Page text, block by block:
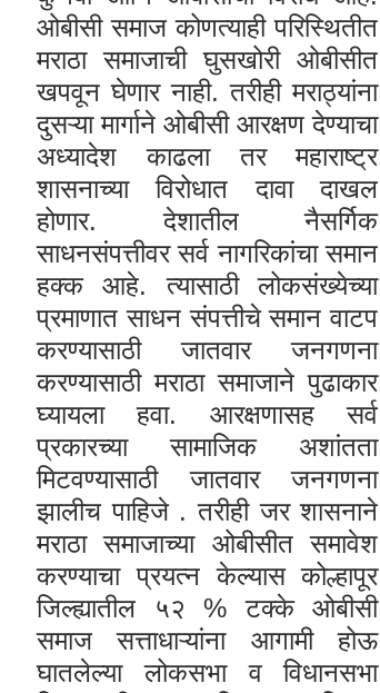
ओबीसी समाज कोणत्याही परिस्थितीत
मराठा समाजाची घुसखोरी ओबीसीत
खपवून घेणार नाही. तरीही मराठ्यांना
दुसऱ्या मार्गाने ओबीसी आरक्षण देण्याचा
अध्यादेश काढला तर महाराष्ट्र
शासनाच्या विरोधात दावा दाखल
होणार. देशातील नैसर्गिक
साधनसंपत्तीवर सर्व नागरिकांचा समान
हक्क आहे. त्यासाठी लोकसंख्येच्या
प्रमाणात साधन संपत्तीचे समान वाटप
करण्यासाठी जातवार जनगणना
करण्यासाठी मराठा समाजाने पुढाकार
घ्यायला हवा. आरक्षणासह सर्व
प्रकारच्या सामाजिक अशांतता
मिटवण्यासाठी जातवार जनगणना
झालीच पाहिजे . तरीही जर शासनाने
मराठा समाजाच्या ओबीसीत समावेश
करण्याचा प्रयत्न केल्यास कोल्हापूर
जिल्ह्यातील ५२ % टक्के ओबीसी
समाज सत्ताधाऱ्यांना आगामी होऊ
घातलेल्या लोकसभा व विधानसभा